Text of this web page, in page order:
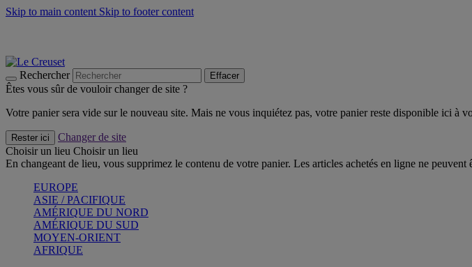
Skip to main content Skip to footer content
Rechercher Effacer
Êtes vous sûr de vouloir changer de site ?
Votre panier sera vide sur le nouveau site. Mais ne vous inquiétez pas, votre panier reste disponible ici à
Rester ici
Changer de site
Choisir un lieu Choisir un lieu
En changeant de lieu, vous supprimez le contenu de votre panier. Les articles achetés en ligne ne
EUROPE
ASIE / PACIFIQUE
AMÉRIQUE DU NORD
AMÉRIQUE DU SUD
MOYEN-ORIENT
AFRIQUE